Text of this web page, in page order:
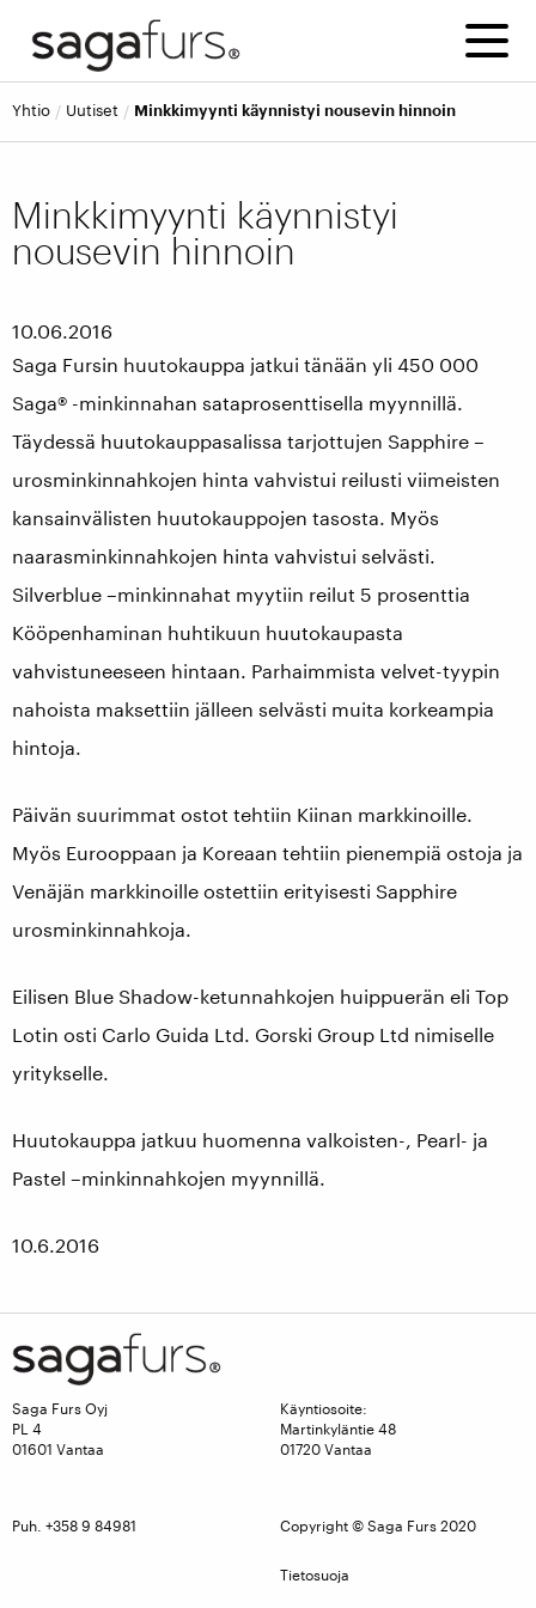
yhtio uutiset Minkkimyynti käynnistyi nousevin hinnoin
Minkkimyynti käynnistyi
nousevin hinnoin
10.06.2016
Saga Fursin huutokauppa jatkui tänään yli 450 000
Saga® -minkinnahan sataprosenttisella myynnillä.
Täydessä huutokauppasalissa tarjottujen Sapphire –
urosminkinnahkojen hinta vahvistui reilusti viimeisten
kansainvälisten huutokauppojen tasosta. Myös
naarasminkinnahkojen hinta vahvistui selvästi.
Silverblue –minkinnahat myytiin reilut 5 prosenttia
Kööpenhaminan huhtikuun huutokaupasta
vahvistuneeseen hintaan. Parhaimmista velvet-tyypin
nahoista maksettiin jälleen selvästi muita korkeampia
hintoja.
Päivän suurimmat ostot tehtiin Kiinan markkinoille.
Myös Eurooppaan ja Koreaan tehtiin pienempiä ostoja ja
Venäjän markkinoille ostettiin erityisesti Sapphire
urosminkinnahkoja.
Eilisen Blue Shadow-ketunnahkojen huippuerän eli Top
Lotin osti Carlo Guida Ltd. Gorski Group Ltd nimiselle
yritykselle.
Huutokauppa jatkuu huomenna valkoisten-, Pearl- ja
Pastel –minkinnahkojen myynnillä.
10.6.2016
Saga Furs Oyj
PL 4
01601 Vantaa
Käyntiosoite:
Martinkyläntie 48
01720 Vantaa
Puh. +358 9 84981 Copyright © Saga Furs 2020
Tietosuoja